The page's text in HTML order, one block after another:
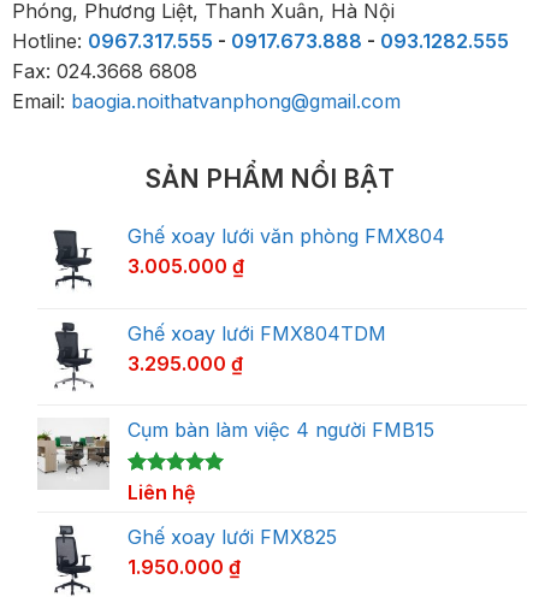
Phóng, Phương Liệt, Thanh Xuân, Hà Nội
Hotline: 0967.317.555 - 0917.673.888 - 093.1282.555
Fax: 024.3668 6808
Email: baogia.noithatvanphong@gmail.com
SẢN PHẨM NỔI BẬT
Ghế xoay lưới văn phòng FMX804
3.005.000 ₫
Ghế xoay lưới FMX804TDM
3.295.000 ₫
Cụm bàn làm việc 4 người FMB15
5.00trên 5
dựa trên
1
đánh giá
Liên hệ
Ghế xoay lưới FMX825
1.950.000 ₫